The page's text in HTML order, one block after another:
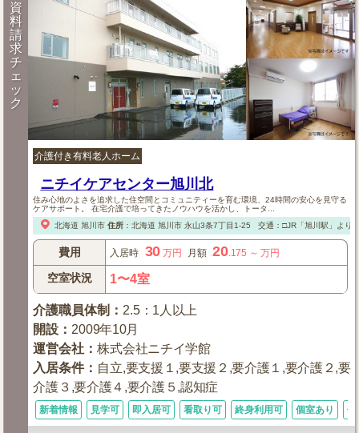
資
料
請
求
チ
ェ
ッ
ク
介護付き有料老人ホーム
ニチイケアセンター旭川北
住み心地のよさを追求した住空間とコミュニティーを育む環境、24時間の安心を見守る
ケアサポート。 在宅介護で培ってきたノウハウを活かし、トータ...
北海道 旭川市 住所： 北海道 旭川市永山3条7丁目1-25 交通：□JR「旭川駅」より
費用 入居時 30 万円 月額 20.175 ～万円
空室状況 1〜4室
介護職員体制 ： 2.5：1人以上
開設 ： 2009年10月
運営会社 ：株式会社ニチイ学館
入居条件： 自立,要支援１,要支援２,要介護１,要介護２,要
介護３,要介護４,要介護５,認知症
新着情報 見学可 即入居可 看取り可 終身利用可 個室あり 体